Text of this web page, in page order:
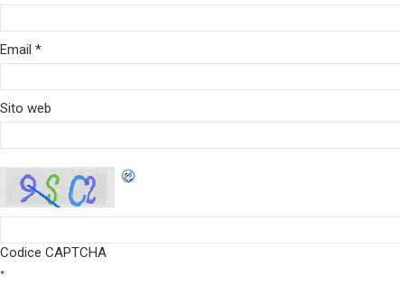
Email *
Sito web
Codice CAPTCHA
*